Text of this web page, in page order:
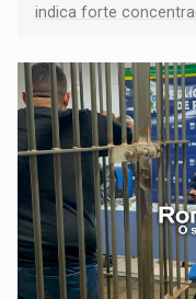
indica forte